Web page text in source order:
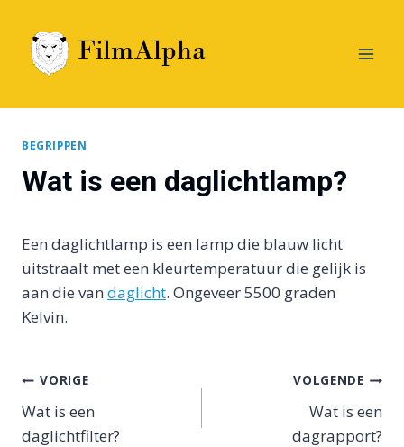
inhoud
BEGRIPPEN
Wat is een daglichtlamp?
Een daglichtlamp is een lamp die blauw licht
uitstraalt met een kleurtemperatuur die gelijk is
aan die van daglicht. Ongeveer 5500 graden
Kelvin.
Bericht
navigatie
VORIGE
Wat is een
daglichtfilter?
VOLGENDE
Wat is een
dagrapport?